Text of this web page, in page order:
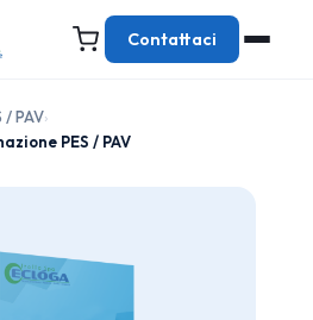
Contattaci
/ PAV›
PES / PAV